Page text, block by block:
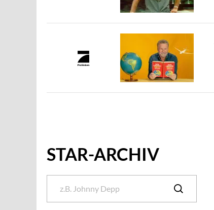
STAR-ARCHIV